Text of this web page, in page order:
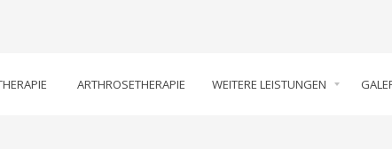
ARTHROSETHERAPIE WEITERE LEISTUNGEN